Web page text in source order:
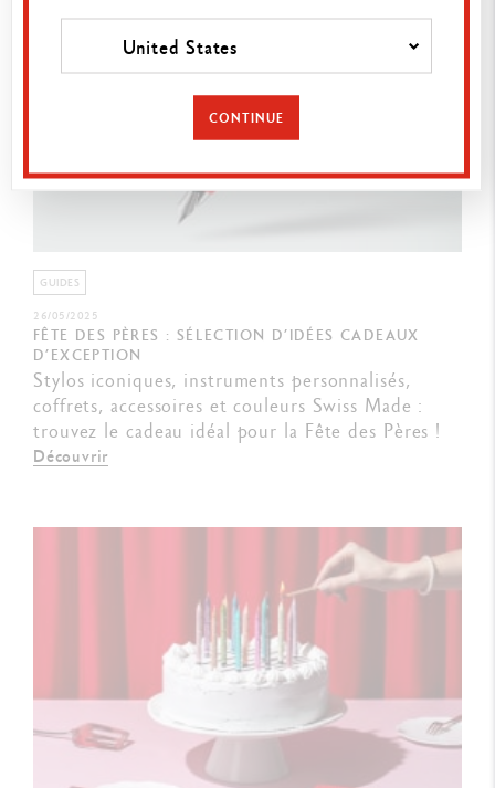
GUIDES
26/05/2025
FÊTE DES PÈRES : SÉLECTION D’IDÉES CADEAUX
D’EXCEPTION
Stylos iconiques, instruments personnalisés,
coffrets, accessoires et couleurs Swiss Made :
trouvez le cadeau idéal pour la Fête des Pères !
Découvrir
United States
CONTINUE